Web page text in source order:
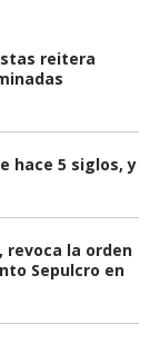
reitera
hace 5 siglos, y
revoca la orden
Sepulcro en